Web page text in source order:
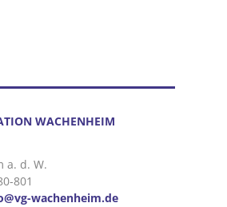
WACHENHEIM
a. d. W.
801
wachenheim.de